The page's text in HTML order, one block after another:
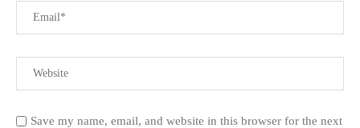
Save my name, email, and website in this browser for the next